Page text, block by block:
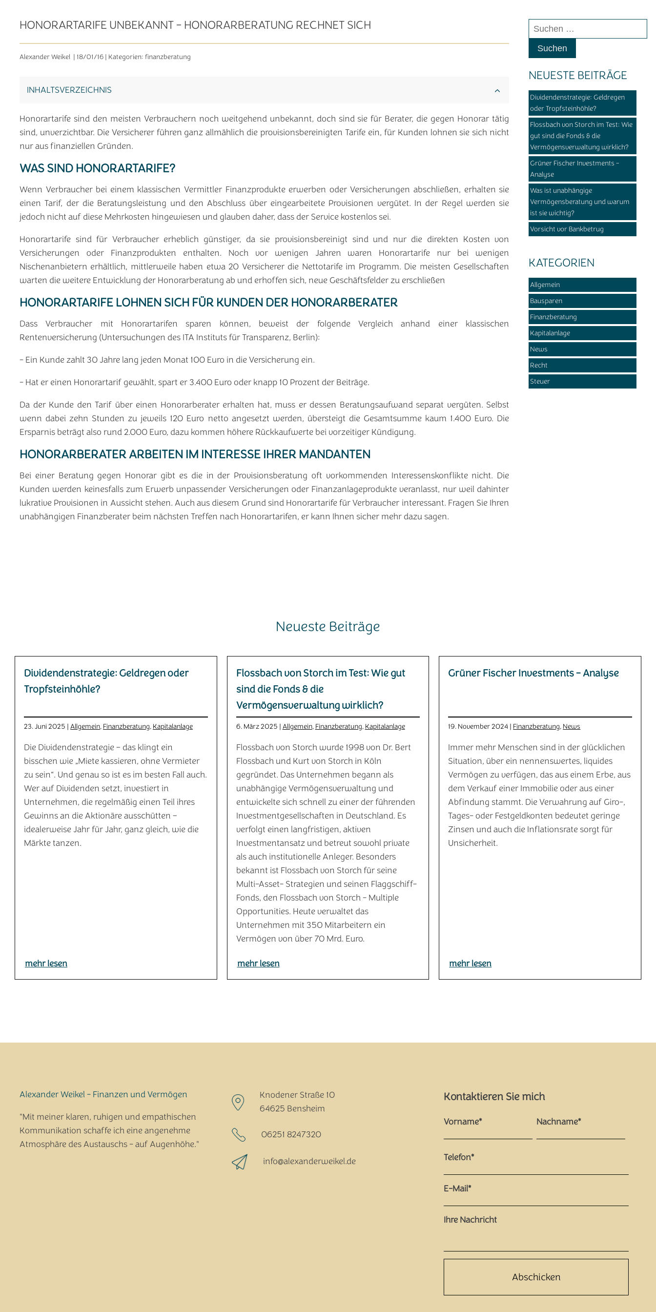
HONORARTARIFE UNBEKANNT - HONORARBERATUNG RECHNET SICH
Alexander Weikel | 18/01/16 | Kategorien: finanzberatung
INHALTSVERZEICHNIS
Honorartarife sind den meisten Verbrauchern noch weitgehend unbekannt, doch sind sie für Berater, die gegen Honorar tätig
sind, unverzichtbar. Die Versicherer führen ganz allmählich die provisionsbereinigten Tarife ein, für Kunden lohnen sie sich nicht
nur aus finanziellen Gründen.
WAS SIND HONORARTARIFE?
Wenn Verbraucher bei einem klassischen Vermittler Finanzprodukte erwerben oder Versicherungen abschließen, erhalten sie
einen Tarif, der die Beratungsleistung und den Abschluss über eingearbeitete Provisionen vergütet. In der Regel werden sie
jedoch nicht auf diese Mehrkosten hingewiesen und glauben daher, dass der Service kostenlos sei.
Honorartarife sind für Verbraucher erheblich günstiger, da sie provisionsbereinigt sind und nur die direkten Kosten von
Versicherungen oder Finanzprodukten enthalten. Noch vor wenigen Jahren waren Honorartarife nur bei wenigen
Nischenanbietern erhältlich, mittlerweile haben etwa 20 Versicherer die Nettotarife im Programm. Die meisten Gesellschaften
warten die weitere Entwicklung der Honorarberatung ab und erhoffen sich, neue Geschäftsfelder zu erschließen
HONORARTARIFE LOHNEN SICH FÜR KUNDEN DER HONORARBERATER
Dass Verbraucher mit Honorartarifen sparen können, beweist der folgende Vergleich anhand einer klassischen
Rentenversicherung (Untersuchungen des ITA Instituts für Transparenz, Berlin):
- Ein Kunde zahlt 30 Jahre lang jeden Monat 100 Euro in die Versicherung ein.
- Hat er einen Honorartarif gewählt, spart er 3.400 Euro oder knapp 10 Prozent der Beiträge.
Da der Kunde den Tarif über einen Honorarberater erhalten hat, muss er dessen Beratungsaufwand separat vergüten. Selbst
wenn dabei zehn Stunden zu jeweils 120 Euro netto angesetzt werden, übersteigt die Gesamtsumme kaum 1.400 Euro. Die
Ersparnis beträgt also rund 2.000 Euro, dazu kommen höhere Rückkaufwerte bei vorzeitiger Kündigung.
HONORARBERATER ARBEITEN IM INTERESSE IHRER MANDANTEN
Bei einer Beratung gegen Honorar gibt es die in der Provisionsberatung oft vorkommenden Interessenskonflikte nicht. Die
Kunden werden keinesfalls zum Erwerb unpassender Versicherungen oder Finanzanlageprodukte veranlasst, nur weil dahinter
lukrative Provisionen in Aussicht stehen. Auch aus diesem Grund sind Honorartarife für Verbraucher interessant. Fragen Sie Ihren
unabhängigen Finanzberater beim nächsten Treffen nach Honorartarifen, er kann Ihnen sicher mehr dazu sagen.
Suchen
nach:
NEUESTE BEITRÄGE
Dividendenstrategie: Geldregen
oder Tropfsteinhöhle?
Flossbach von Storch im Test: Wie
gut sind die Fonds & die
Vermögensverwaltung wirklich?
Grüner Fischer Investments -
Analyse
Was ist unabhängige
Vermögensberatung und warum
ist sie wichtig?
Vorsicht vor Bankbetrug
KATEGORIEN
Allgemein
Bausparen
Finanzberatung
Kapitalanlage
News
Recht
Steuer
Neueste Beiträge
Dividendenstrategie: Geldregen oder
Tropfsteinhöhle?
23. Juni 2025 | Allgemein, Finanzberatung, Kapitalanlage
Die Dividendenstrategie – das klingt ein
bisschen wie „Miete kassieren, ohne Vermieter
zu sein“. Und genau so ist es im besten Fall auch.
Wer auf Dividenden setzt, investiert in
Unternehmen, die regelmäßig einen Teil ihres
Gewinns an die Aktionäre ausschütten –
idealerweise Jahr für Jahr, ganz gleich, wie die
Märkte tanzen.
mehr lesen
Flossbach von Storch im Test: Wie gut
sind die Fonds & die
Vermögensverwaltung wirklich?
6. März 2025 | Allgemein, Finanzberatung, Kapitalanlage
Flossbach von Storch wurde 1998 von Dr. Bert
Flossbach und Kurt von Storch in Köln
gegründet. Das Unternehmen begann als
unabhängige Vermögensverwaltung und
entwickelte sich schnell zu einer der führenden
Investmentgesellschaften in Deutschland. Es
verfolgt einen langfristigen, aktiven
Investmentansatz und betreut sowohl private
als auch institutionelle Anleger. Besonders
bekannt ist Flossbach von Storch für seine
Multi-Asset- Strategien und seinen Flaggschiff-
Fonds, den Flossbach von Storch - Multiple
Opportunities. Heute verwaltet das
Unternehmen mit 350 Mitarbeitern ein
Vermögen von über 70 Mrd. Euro.
mehr lesen
Grüner Fischer Investments - Analyse
19. November 2024 | Finanzberatung, News
Immer mehr Menschen sind in der glücklichen
Situation, über ein nennenswertes, liquides
Vermögen zu verfügen, das aus einem Erbe, aus
dem Verkauf einer Immobilie oder aus einer
Abfindung stammt. Die Verwahrung auf Giro-,
Tages- oder Festgeldkonten bedeutet geringe
Zinsen und auch die Inflationsrate sorgt für
Unsicherheit.
mehr lesen
Alexander Weikel - Finanzen und Vermögen
"Mit meiner klaren, ruhigen und empathischen
Kommunikation schaffe ich eine angenehme
Atmosphäre des Austauschs - auf Augenhöhe."
Knodener Straße 10
64625 Bensheim
06251 8247320
info@alexanderweikel.de
Kontaktieren Sie mich
Vorname* Nachname*
Telefon*
E-Mail*
Ihre Nachricht